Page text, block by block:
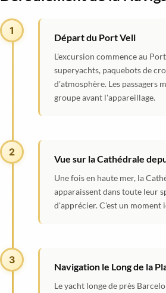
1
Départ du Port Vell
L'excursion commence au
superyachts, paquebots de
d'atmosphère. Les passagers
groupe avant l'appareillage.
2
Vue sur la Cathédrale
Une fois en haute mer, la
apparaissent dans toute leur
d'apprécier. C'est un moment
3
Navigation le Long de la
Le yacht longe de près